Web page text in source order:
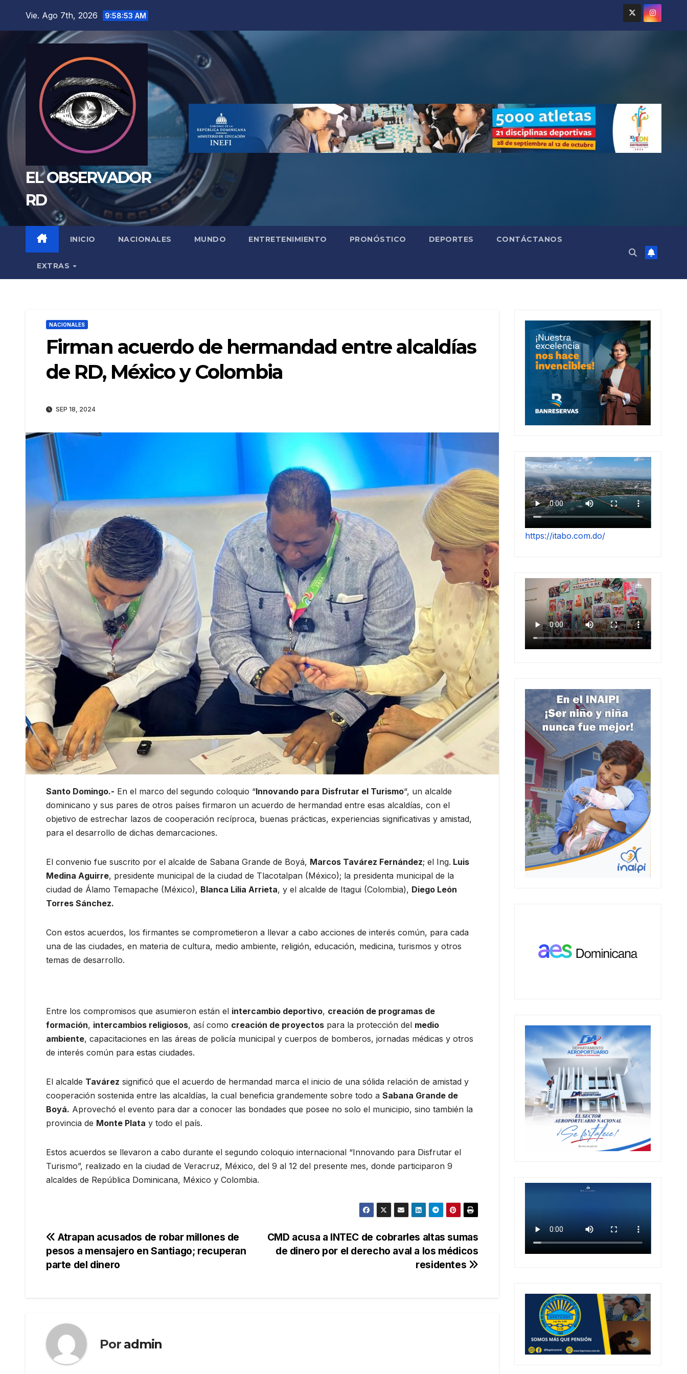
Vie. Ago 7th, 2026 9:58:55 AM
EL OBSERVADOR
RD
INICIO NACIONALES MUNDO ENTRETENIMIENTO PRONÓSTICO DEPORTES CONTÁCTANOS
EXTRAS
NACIONALES
Firman acuerdo de hermandad entre alcaldías
de RD, México y Colombia
SEP 18, 2024
Santo Domingo.- En el marco del segundo coloquio “Innovando para Disfrutar el Turismo“, un alcalde
dominicano y sus pares de otros países firmaron un acuerdo de hermandad entre esas alcaldías, con el
objetivo de estrechar lazos de cooperación recíproca, buenas prácticas, experiencias significativas y amistad,
para el desarrollo de dichas demarcaciones.
El convenio fue suscrito por el alcalde de Sabana Grande de Boyá, Marcos Tavárez Fernández; el Ing. Luis
Medina Aguirre, presidente municipal de la ciudad de Tlacotalpan (México); la presidenta municipal de la
ciudad de Álamo Temapache (México), Blanca Lilia Arrieta, y el alcalde de Itagui (Colombia), Diego León
Torres Sánchez.
Con estos acuerdos, los firmantes se comprometieron a llevar a cabo acciones de interés común, para cada
una de las ciudades, en materia de cultura, medio ambiente, religión, educación, medicina, turismos y otros
temas de desarrollo.
Entre los compromisos que asumieron están el intercambio deportivo, creación de programas de
formación, intercambios religiosos, así como creación de proyectos para la protección del medio
ambiente, capacitaciones en las áreas de policía municipal y cuerpos de bomberos, jornadas médicas y otros
de interés común para estas ciudades.
El alcalde Tavárez significó que el acuerdo de hermandad marca el inicio de una sólida relación de amistad y
cooperación sostenida entre las alcaldías, la cual beneficia grandemente sobre todo a Sabana Grande de
Boyá. Aprovechó el evento para dar a conocer las bondades que posee no solo el municipio, sino también la
provincia de Monte Plata y todo el país.
Estos acuerdos se llevaron a cabo durante el segundo coloquio internacional “Innovando para Disfrutar el
Turismo”, realizado en la ciudad de Veracruz, México, del 9 al 12 del presente mes, donde participaron 9
alcaldes de República Dominicana, México y Colombia.
Navegación
de
CMD acusa a INTEC de cobrarles altas sumas
de dinero por el derecho aval a los médicos
residentes
Atrapan acusados de robar millones de
pesos a mensajero en Santiago; recuperan
parte del dinero
Por admin
https://itabo.com.do/